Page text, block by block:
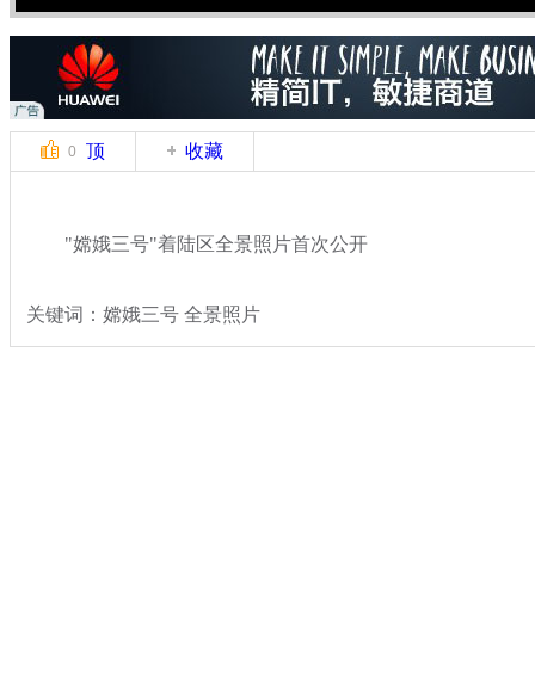
0 顶 收藏
"嫦娥三号"着陆区全景照片首次公开
关键词：嫦娥三号 全景照片